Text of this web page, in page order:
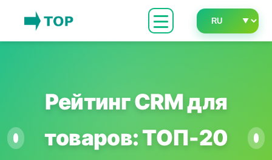
Рейтинг CRM для
товаров: ТОП-20